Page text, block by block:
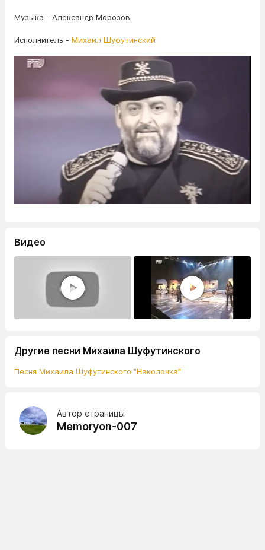
Музыка - Александр Морозов
Исполнитель - Михаил Шуфутинский
Видео
Другие песни Михаила Шуфутинского
Песня Михаила Шуфутинского "Наколочка"
Автор страницы
Memoryon-007